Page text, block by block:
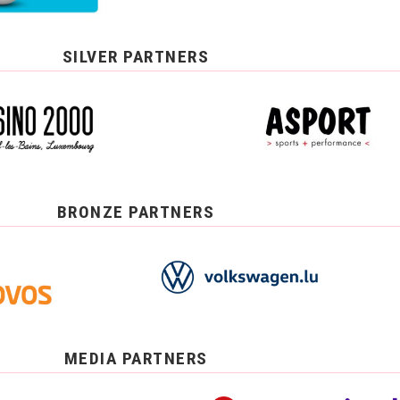
SILVER PARTNERS
BRONZE PARTNERS
MEDIA PARTNERS